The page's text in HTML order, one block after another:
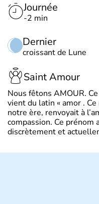
Journée
-2 min
Dernier
croissant de Lune
Saint Amour
Nous fêtons AMOUR.
vient du latin « amor .
notre ère, renvoyait à
compassion. Ce prénom
discrètement et